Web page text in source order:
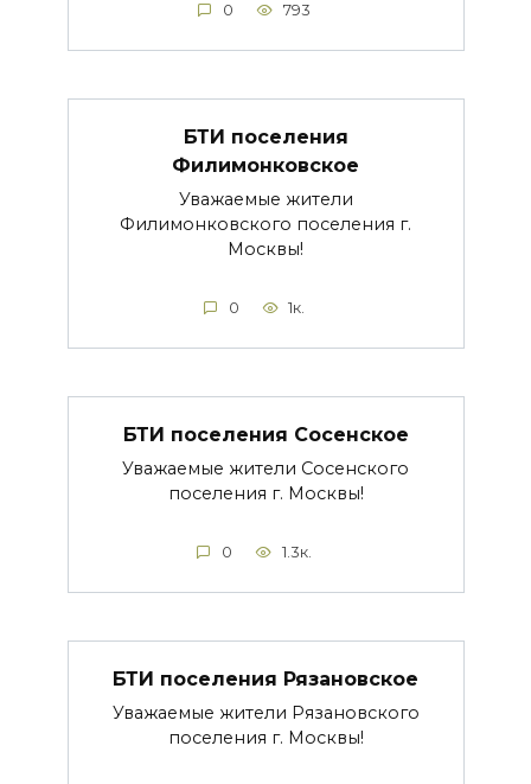
0 793
БТИ поселения
Филимонковское
Уважаемые жители
Филимонковского поселения г.
Москвы!
0 1к.
БТИ поселения Сосенское
Уважаемые жители Сосенского
поселения г. Москвы!
0 1.3к.
БТИ поселения Рязановское
Уважаемые жители Рязановского
поселения г. Москвы!